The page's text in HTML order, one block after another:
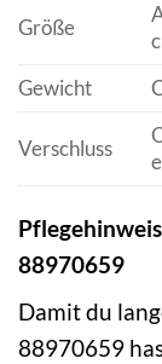
Größe
Gewicht
Verschluss
88970659
Damit du
88970659